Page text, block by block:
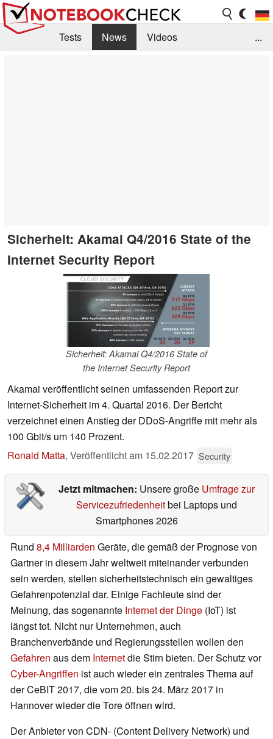
Tests News
Videos
...
Sicherheit: Akamai Q4/2016 State of the
Internet Security Report
Sicherheit: Akamai Q4/2016 State of
the Internet Security Report
Akamai veröffentlicht seinen umfassenden Report zur
Internet-Sicherheit im 4. Quartal 2016. Der Bericht
verzeichnet einen Anstieg der DDoS-Angriffe mit mehr als
100 Gbit/s um 140 Prozent.
Ronald Matta, Veröffentlicht am 15.02.2017 Security
Jetzt mitmachen: Unsere große Umfrage zur
Servicezufriedenheitbei Laptops und
Smartphones 2026
Rund 8,4 Milliarden Geräte, die gemäß der Prognose von
Gartner in diesem Jahr weltweit miteinander verbunden
sein werden, stellen sicherheitstechnisch ein gewaltiges
Gefahrenpotenzial dar. Einige Fachleute sind der
Meinung, das sogenannte Internet der Dinge (IoT) ist
längst tot. Nicht nur Unternehmen, auch
Branchenverbände und Regierungsstellen wollen den
Gefahren aus dem Internetdie Stirn bieten. Der Schutz vor
Cyber-Angriffen ist auch wieder ein zentrales Thema auf
der CeBIT 2017, die vom 20. bis 24. März 2017 in
Hannover wieder die Tore öffnen wird.
Der Anbieter von CDN- (Content Delivery Network) und